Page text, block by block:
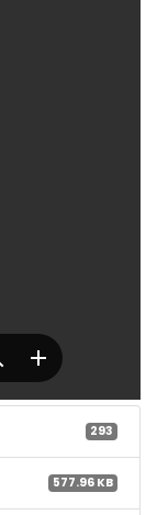
293
577.96 KB